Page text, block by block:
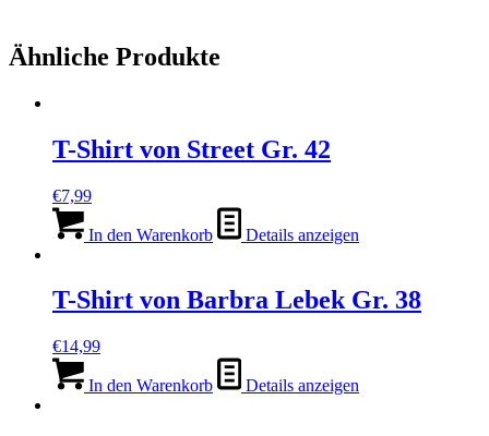
Ähnliche Produkte
T-Shirt von Street Gr. 42
€7,99
In den Warenkorb Details anzeigen
T-Shirt von Barbra Lebek Gr. 38
€14,99
In den Warenkorb Details anzeigen